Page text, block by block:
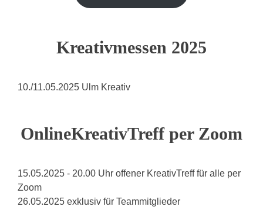
Kreativmessen 2025
10./11.05.2025 Ulm Kreativ
OnlineKreativTreff per Zoom
15.05.2025 - 20.00 Uhr offener KreativTreff für alle per
Zoom
26.05.2025 exklusiv für Teammitglieder